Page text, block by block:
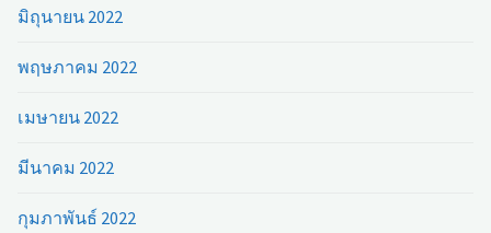
มิถุนายน 2022
พฤษภาคม 2022
เมษายน 2022
มีนาคม 2022
กุมภาพันธ์ 2022